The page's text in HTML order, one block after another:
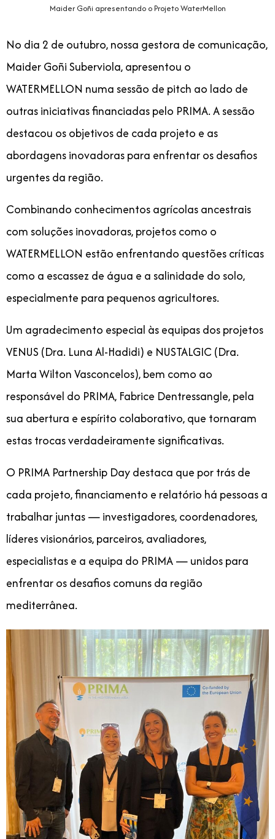
Maider Goñi apresentando o Projeto WaterMellon
No dia 2 de outubro, nossa gestora de comunicação,
Maider Goñi Suberviola, apresentou o
WATERMELLON numa sessão de pitch ao lado de
outras iniciativas financiadas pelo PRIMA. A sessão
destacou os objetivos de cada projeto e as
abordagens inovadoras para enfrentar os desafios
urgentes da região.
Combinando conhecimentos agrícolas ancestrais
com soluções inovadoras, projetos como o
WATERMELLON estão enfrentando questões críticas
como a escassez de água e a salinidade do solo,
especialmente para pequenos agricultores.
Um agradecimento especial às equipas dos projetos
VENUS (Dra. Luna Al-Hadidi) e NUSTALGIC (Dra.
Marta Wilton Vasconcelos), bem como ao
responsável do PRIMA, Fabrice Dentressangle, pela
sua abertura e espírito colaborativo, que tornaram
estas trocas verdadeiramente significativas.
O PRIMA Partnership Day destaca que por trás de
cada projeto, financiamento e relatório há pessoas a
trabalhar juntas — investigadores, coordenadores,
líderes visionários, parceiros, avaliadores,
especialistas e a equipa do PRIMA — unidos para
enfrentar os desafios comuns da região
mediterrânea.